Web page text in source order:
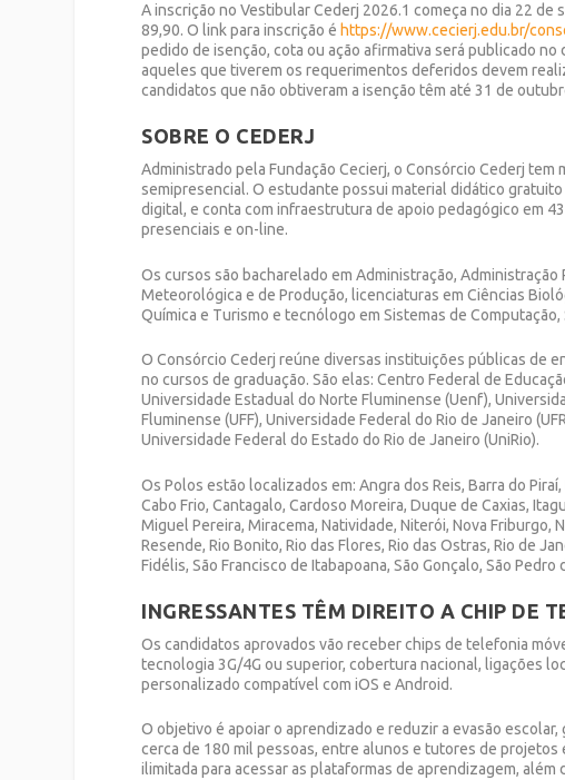
A inscrição no VestibularCederj 2026.1 começa no dia 22 de
89,90. O link para inscriçãoé https://www.cecierj.edu.br/
pedido de isenção, cota ou ação afirmativa será publicado no
aqueles quetiverem os requerimentos deferidosdevem
candidatos que não obtiveram a isenção têm até31 deoutubr
SOBRE O CEDERJ
Administrado pela FundaçãoCecierj, oConsórcioCederj tem
semipresencial.O estudante possui material didático
digital, e conta com infraestrutura de apoio pedagógico em
presenciais e on-line.
Os cursossão bacharelado emAdministração,
Meteorológica e deProdução, licenciaturas emCiências
Química e Turismo e tecnólogo emSistemas de
O ConsórcioCederj reúne diversasinstituições públicas de
no cursos de graduação. São elas: Centro Federal de
Universidade Estadual do Norte Fluminense (Uenf),
Fluminense (UFF), Universidade Federal do Rio de Janeiro
Universidade Federal do Estado do Rio de Janeiro (UniRio).
Os Polos estão localizados em: Angra dos Reis, Barra do
Cabo Frio, Cantagalo, Cardoso Moreira, Duque de Caxias,
Miguel Pereira, Miracema, Natividade, Niterói, Nova Friburgo,
Resende, Rio Bonito, Rio das Flores, Rio das Ostras, Rio de
Fidélis, São Francisco de Itabapoana, São Gonçalo, São
INGRESSANTES TÊM DIREITO A CHIP DE
Os candidatos aprovados vão receber chips de telefonia
tecnologia 3G/4G ou superior, cobertura nacional, ligações
personalizado compatível comiOS eAndroid.
O objetivo é apoiar o aprendizado e reduzir a evasão
cerca de 180 mil pessoas, entre alunos e tutores de projetos
ilimitada para acessar as plataformas de aprendizagem, além